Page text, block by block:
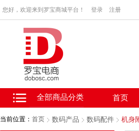
您好，欢迎来到罗宝商城平台！ 登录 注册
全部商品分类 首页
当前位置： 首页 数码产品 数码配件 机身